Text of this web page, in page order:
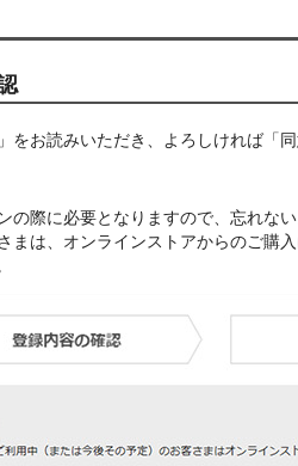
」をお読みいただき、よろしければ「
際に必要となりますので、忘れない
は、オンラインストアからのご購